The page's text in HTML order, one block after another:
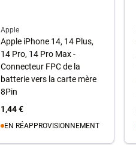
Apple
Apple iPhone 14, 14 Plus,
14 Pro, 14 Pro Max -
Connecteur FPC de la
batterie vers la carte mère
8Pin
1,44 €
EN RÉAPPROVISIONNEMENT